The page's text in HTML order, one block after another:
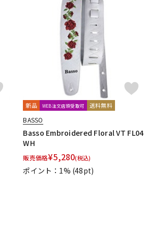
配信/ライブ
機器
新品 WEB注文店頭受取可 送料無料
BASSO
Basso Embroidered Floral VT FL04
WH
販売価格¥5,280(税込)
ポイント：1% (48pt)